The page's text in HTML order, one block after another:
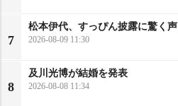
7
松本伊代、すっぴん披露に驚く声
2026-08-09 11:30
8
及川光博が結婚を発表
2026-08-08 11:34